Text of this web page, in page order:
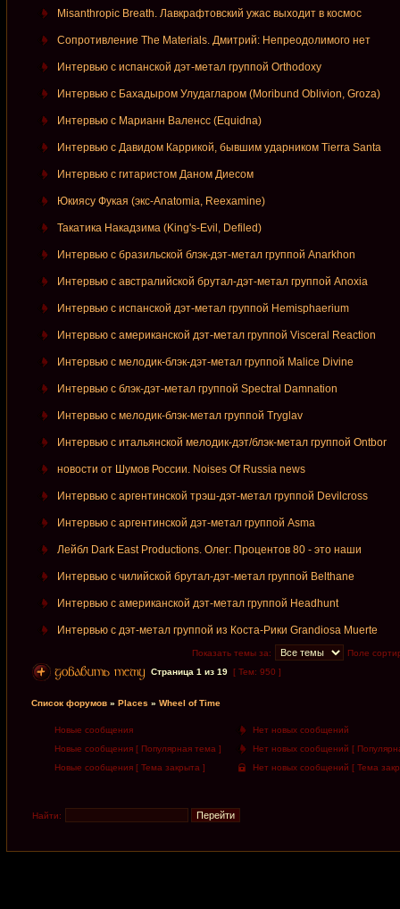
Misanthropic Breath. Лавкрафтовский ужас выходит в космос
Сопротивление The Materials. Дмитрий: Непреодолимого нет
Интервью с испанской дэт-метал группой Orthodoxy
Интервью с Бахадыром Улудагларом (Moribund Oblivion, Groza)
Интервью с Марианн Валенсс (Equidna)
Интервью с Давидом Каррикой, бывшим ударником Tierra Santa
Интервью с гитаристом Даном Диесом
Юкиясу Фукая (экс-Anatomia, Reexamine)
Такатика Накадзима (King's-Evil, Defiled)
Интервью с бразильской блэк-дэт-метал группой Anarkhon
Интервью с австралийской брутал-дэт-метал группой Anoxia
Интервью с испанской дэт-метал группой Hemisphaerium
Интервью с американской дэт-метал группой Visceral Reaction
Интервью с мелодик-блэк-дэт-метал группой Malice Divine
Интервью с блэк-дэт-метал группой Spectral Damnation
Интервью с мелодик-блэк-метал группой Tryglav
Интервью с итальянской мелодик-дэт/блэк-метал группой Ontbor
новости от Шумов России. Noises Of Russia news
Интервью с аргентинской трэш-дэт-метал группой Devilcross
Интервью с аргентинской дэт-метал группой Asma
Лейбл Dark East Productions. Олег: Процентов 80 - это наши
Интервью с чилийской брутал-дэт-метал группой Belthane
Интервью с американской дэт-метал группой Headhunt
Интервью с дэт-метал группой из Коста-Рики Grandiosa Muerte
Показать темы за:
Поле
Страница 1 из 19 [ Тем: 950 ]
Список форумов » Places » Wheel of Time
Новые сообщения
Нет новых сообщений
Новые сообщения [ Популярная тема ]
Нет новых сообщений [
Новые сообщения [ Тема закрыта ]
Нет новых сообщений [ Тема
Найти: